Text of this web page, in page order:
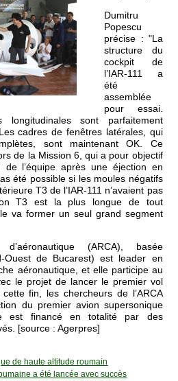
Dumitru
Popescu
précise : "La
structure du
cockpit de
l’IAR-111 a
été
assemblée
pour essai.
longitudinales sont parfaitement
cadres de fenêtres latérales, qui
sont maintenant OK. Ce
de la Mission 6, qui a pour objectif
l’équipe après une éjection en
été possible si les moules négatifs
T3 de l’IAR-111 n’avaient pas
T3 est la plus longue de tout
va former un seul grand segment
d’aéronautique (ARCA), basée
Ouest de Bucarest) est leader en
aéronautique, et elle participe au
le projet de lancer le premier vol
fin, les chercheurs de l’ARCA
du premier avion supersonique
est financé en totalité par des
[source : Agerpres]
de haute altitude roumain
a été lancée avec succès